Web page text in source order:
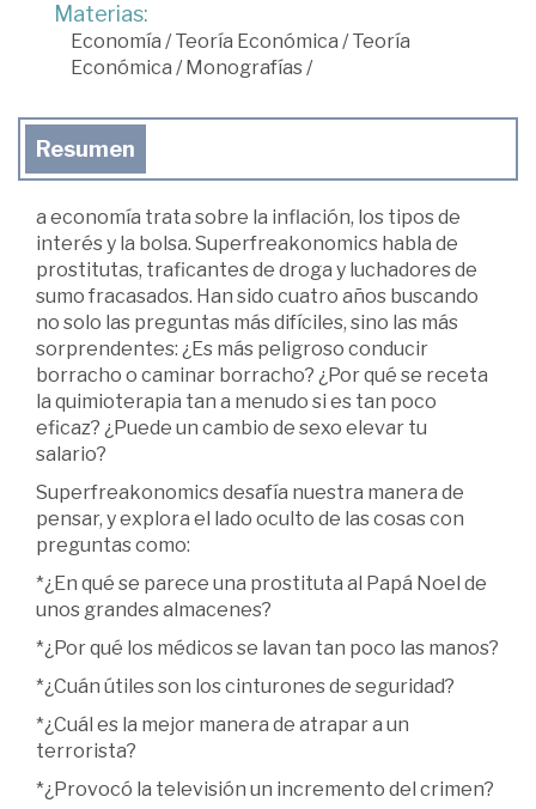
Materias:
Economía /Teoría Económica /Teoría
Económica /Monografías/
Resumen
a economía trata sobre la inflación, los tipos de
interés y la bolsa. Superfreakonomics habla de
prostitutas, traficantes de droga y luchadores de
sumo fracasados. Han sido cuatro años buscando
no solo las preguntas más difíciles, sino las más
sorprendentes: ¿Es más peligroso conducir
borracho o caminar borracho? ¿Por qué se receta
la quimioterapia tan a menudo si es tan poco
eficaz? ¿Puede un cambio de sexo elevar tu
salario?
Superfreakonomics desafía nuestra manera de
pensar, y explora el lado oculto de las cosas con
preguntas como:
*¿En qué se parece una prostituta al Papá Noel de
unos grandes almacenes?
*¿Por qué los médicos se lavan tan poco las manos?
*¿Cuán útiles son los cinturones de seguridad?
*¿Cuál es la mejor manera de atrapar a un
terrorista?
*¿Provocó la televisión un incremento del crimen?